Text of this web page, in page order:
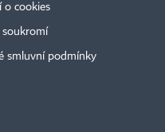
o cookies
soukromí
smluvní podmínky